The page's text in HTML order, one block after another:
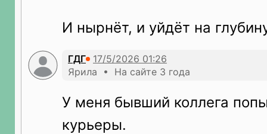
И нырнёт, и уйдёт на
ГДГ
Ярила • На сайте 3 года
У меня бывший коллега
курьеры.